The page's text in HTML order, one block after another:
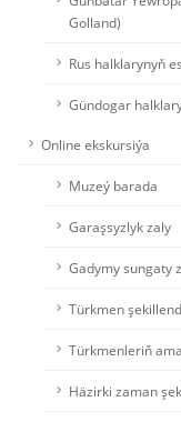
Golland)
Rus halklarynyň
Gündogar
Online ekskursiýa
Muzeý barada
Garaşsyzlyk zaly
Gadymy sungaty
Türkmen
Türkmenleriň
Häzirki zaman